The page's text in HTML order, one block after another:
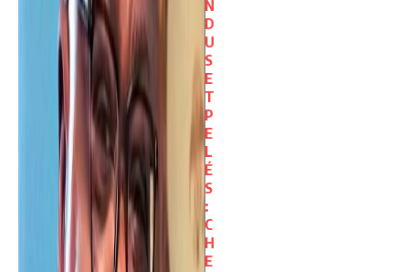
N
D
U
S
E
T
P
E
L
É
S
:
C
H
E